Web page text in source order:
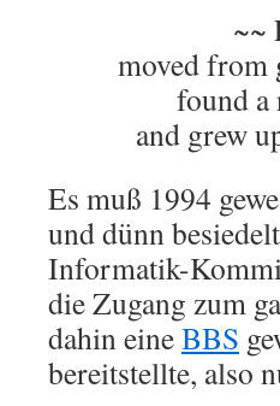
~~
moved from
found a
and grew
Es muß 1994
und dünn
Informatik-
die Zugang zum
dahin eineBBS
bereitstellte, also